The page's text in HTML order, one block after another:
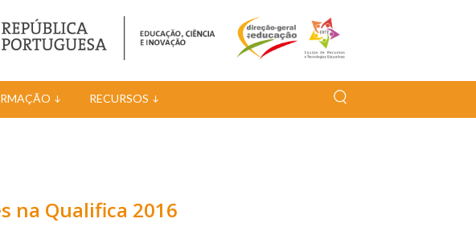
RECURSOS
na Qualifica 2016